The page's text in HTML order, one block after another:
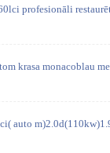
profesionāli
krasa monacoblau
auto